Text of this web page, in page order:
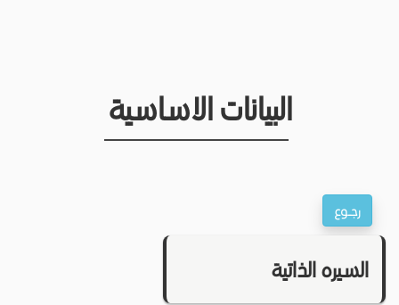
البيانات الاساسية
السيره الذاتية